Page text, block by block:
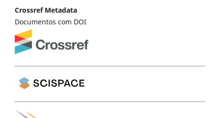
Crossref Metadata
Documentos com DOI